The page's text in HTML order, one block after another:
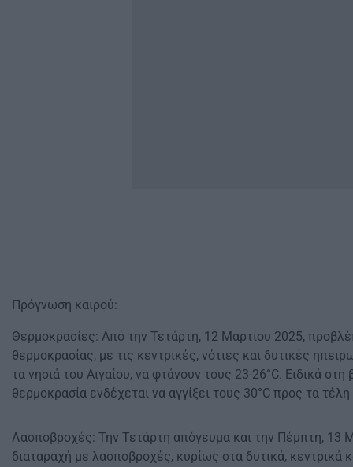
Πρόγνωση καιρού:
Θερμοκρασίες: Από την Τετάρτη, 12 Μαρτίου 2025,
θερμοκρασίας, με τις κεντρικές, νότιες και δυτικές
τα νησιά του Αιγαίου, να φτάνουν τους 23-26°C. Ειδικά στη
θερμοκρασία ενδέχεται να αγγίξει τους 30°C προς τα
Λασποβροχές: Την Τετάρτη απόγευμα και την Πέμπτη, 13
διαταραχή με λασποβροχές, κυρίως στα δυτικά, κεντρικά